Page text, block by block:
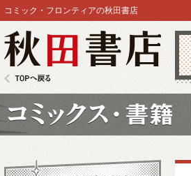
コ
コミック・フロンティアの秋田書店